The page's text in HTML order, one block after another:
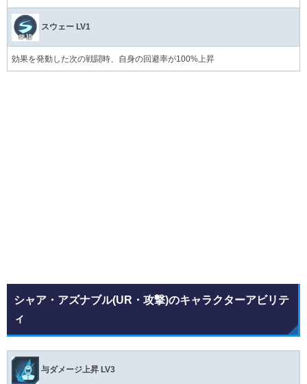
スウェー LV1
効果を発動した次の戦闘時、自身の回避率が100%上昇
シャア・アズナブル(UR・攻撃)のキャラクターアビリテ
ィ
与ダメージ上昇 LV3